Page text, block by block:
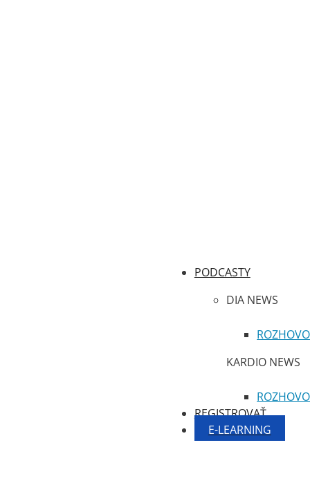
PODCASTY
DIA NEWS
KARDIO NEWS
REGISTROVAŤ
E-LEARNING